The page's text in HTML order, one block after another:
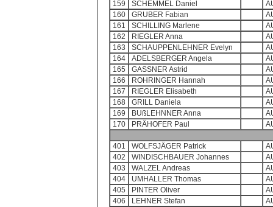
159 SCHEMMEL Daniel
160
GRUBER Fabian
161
SCHILLING Marlene
162
RIEGLER Anna
163
SCHAUPPENLEHNER Evelyn
164
ADELSBERGER Angela
165
GASSNER Astrid
166
ROHRINGER Hannah
167
RIEGLER Elisabeth
168
GRILL Daniela
169
BUßLEHNNER Anna
170
PRÄHOFER Paul
401 WOLFSJÄGER Patrick
402
WINDISCHBAUER Johannes
403
WALZEL Andreas
404
UMHALLER Thomas
405
PINTER Oliver
406
LEHNER Stefan